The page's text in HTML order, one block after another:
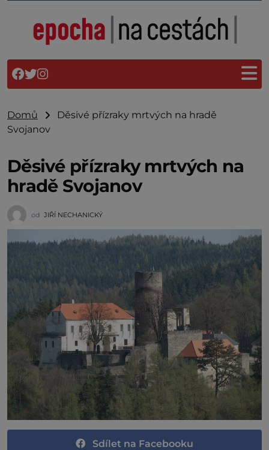
Domů
Děsivé přízraky mrtvých na hradě
Svojanov
Děsivé přízraky mrtvých na
hradě Svojanov
od JIŘÍ NECHANICKÝ
Sdílet na Facebooku